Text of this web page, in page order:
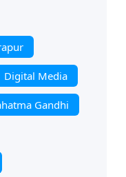
Digital Media
Gandhi